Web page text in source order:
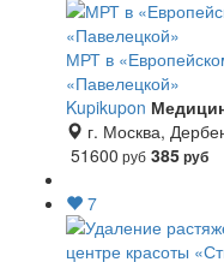
МРТ в
«Павелецкой»
Kupikupon
г. Москва,
51600 руб 385руб
7